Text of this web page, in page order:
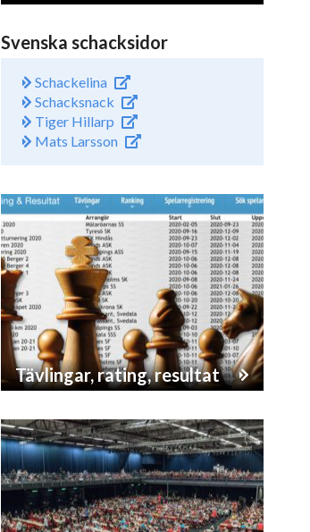
Svenska schacksidor
Schackelina
Schacksnack
Tiger Hillarp
Mats Larsson
Tävlingar, rating, resultat